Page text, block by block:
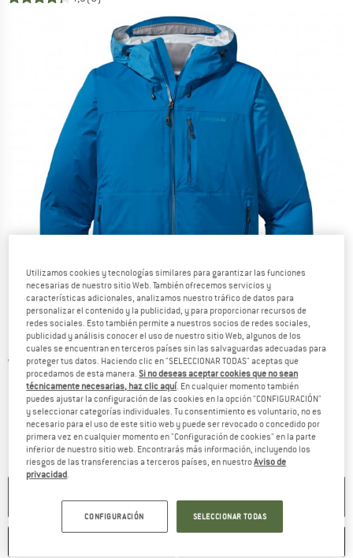
Vistas detalladas
NO ESTÁ DISPONIBLE
Utilizamos cookies y tecnologías similares para garantizar las funciones
necesarias de nuestro sitio Web. También ofrecemos servicios y
características adicionales, analizamos nuestro tráfico de datos para
personalizar el contenido y la publicidad, y para proporcionar recursos de
redes sociales. Esto también permite a nuestros socios de redes sociales,
publicidad y análisis conocer el uso de nuestro sitio Web, algunos de los
cuales se encuentran en terceros países sin las salvaguardas adecuadas para
proteger tus datos. Haciendo clic en "SELECCIONAR TODAS" aceptas que
procedamos de esta manera.Si no deseas aceptar cookies que no sean
técnicamente necesarias, haz clic aquí. En cualquier momento también
puedes ajustar la configuración de las cookies en la opción "CONFIGURACIÓN"
y seleccionar categorías individuales. Tu consentimiento es voluntario, no es
necesario para el uso de este sitio web y puede ser revocado o concedido por
primera vez en cualquier momento en "Configuración de cookies" en la parte
inferior de nuestro sitio web. Encontrarás más información, incluyendo los
riesgos de las transferencias a terceros países, en nuestroAviso de
privacidad.
CONFIGURACIÓN SELECCIONAR TODAS